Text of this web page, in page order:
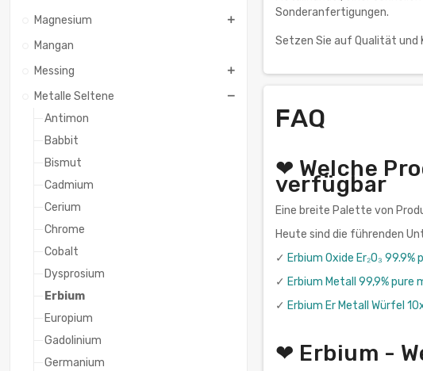
Magnesium
Mangan
Messing
Metalle Seltene
Antimon
Babbit
Bismut
Cadmium
Cerium
Chrome
Cobalt
Dysprosium
Erbium
Europium
Gadolinium
Germanium
Sonderanfertigungen.
Setzen Sie auf Qualität und
FAQ
❤ Welche
verfügbar
Eine breite Palette von
Heute sind die führenden
✓ Erbium Oxide Er₂O₃
✓ Erbium Metall 99,9%
✓ Erbium Er Metall Würfel
❤ Erbium -